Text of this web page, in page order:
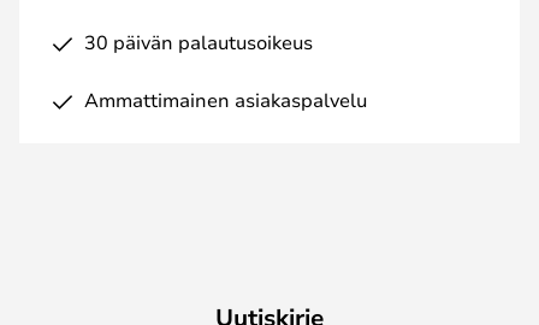
30 päivän palautusoikeus
Ammattimainen asiakaspalvelu
Uutiskirje